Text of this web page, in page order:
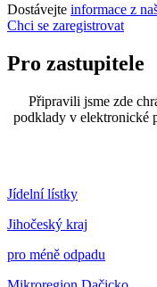
Dostávejte informace z
Chci se zaregistrovat
Pro zastupitele
Připravili jsme zde
podklady v elektronické
Jídelní lístky
Jihočeský kraj
pro méně odpadu